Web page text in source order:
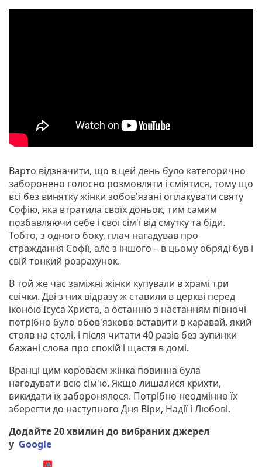
Варто відзначити, що в цей день було категорично
заборонено голосно розмовляти і сміятися, тому що
всі без винятку жінки зобов'язані оплакувати святу
Софію, яка втратила своїх доньок, тим самим
позбавляючи себе і свої сім'ї від смутку та біди.
Тобто, з одного боку, плач нагадував про
страждання Софії, але з іншого – в цьому обряді був і
свій тонкий розрахунок.
В той же час заміжні жінки купували в храмі три
свічки. Дві з них відразу ж ставили в церкві перед
іконою Ісуса Христа, а останню з настанням півночі
потрібно було обов'язково вставити в каравай, який
стояв на столі, і після читати 40 разів без зупинки
бажані слова про спокій і щастя в домі.
Вранці цим короваєм жінка повинна була
нагодувати всю сім'ю. Якщо лишалися крихти,
викидати їх заборонялося. Потрібно неодмінно їх
зберегти до наступного Дня Віри, Надії і Любові.
Додайте 20 хвилин до вибраних джерел
у Google